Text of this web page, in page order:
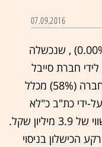
07.09.2016
‏) , שנכשלה
חברת סייבל
רכשה את השליטה בחברה (58%) מכלל
ידי כת"ב כ"לא
מהותי". די פארם נסחרה אתמול לפי שווי של 3.9 מיליון שקל.
על רקע הכישלון בניסוי